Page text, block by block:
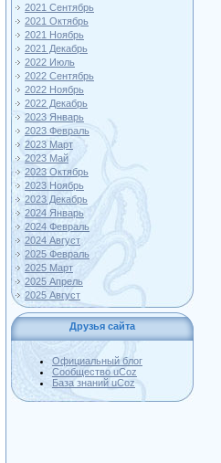
2021 Сентябрь
2021 Октябрь
2021 Ноябрь
2021 Декабрь
2022 Июль
2022 Сентябрь
2022 Ноябрь
2022 Декабрь
2023 Январь
2023 Февраль
2023 Март
2023 Май
2023 Октябрь
2023 Ноябрь
2023 Декабрь
2024 Январь
2024 Февраль
2024 Август
2025 Февраль
2025 Март
2025 Апрель
2025 Август
Друзья сайта
Официальный блог
Сообщество uCoz
База знаний uCoz